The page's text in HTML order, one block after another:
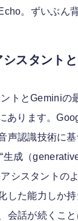
。ずいぶん
スタント
トとGeminiの
あります。
声認識技術に
生成（
シスタントの
した能力しか
会話が続くこと